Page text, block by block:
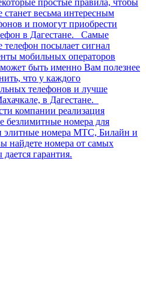
простые правила, чтобы
весьма интересным
и помогут приобрести
в Дагестане. Самые
посылает сигнал
мобильных операторов
быть именно Вам полезнее
что у каждого
телефонов и лучше
в Дагестане.
компании реализация
безлимитные номера для
и элитные номера МТС, Билайн и
найдете номера от самых
гарантия.